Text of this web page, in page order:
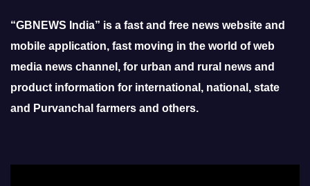
“GBNEWS India” is a fast and free news website and
mobile application, fast moving in the world of web
media news channel, for urban and rural news and
product information for international, national, state
and Purvanchal farmers and others.